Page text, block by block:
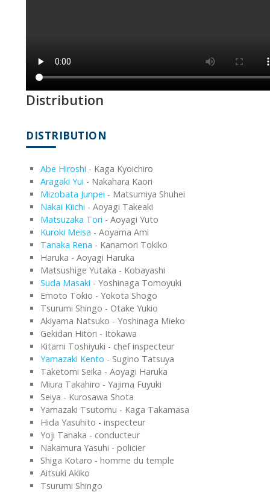
Distribution
DISTRIBUTION
Abe Hiroshi - Kaga Kyoichiro
Aragaki Yui - Nakahara Kaori
Mizobata Junpei - Matsumiya Shuhei
Nakai Kiichi - Aoyagi Takeaki
Matsuzaka Tori - Aoyagi Yuto
Kuroki Meisa - Aoyama Ami
Tanaka Rena - Kanamori Tokiko
Haruka - Aoyagi Haruka
Matsushige Yutaka - Kobayashi
Suda Masaki - Yoshinaga Tomoyuki
Emoto Tokio - Yokota Shogo
Tsurumi Shingo - Otake Yukio
Akiyama Natsuko - Yoshinaga Mieko
Gekidan Hitori - Itokawa
Kitami Toshiyuki - chef inspecteur
Yamazaki Kento - Sugino Tatsuya
Taketomi Seika - Aoyagi Haruka
Miura Takahiro - Yajima Fuyuki
Seiya - Kurosawa Shota
Yamazaki Tsutomu - Kaga Takamasa
Hida Yasuhito - inspecteur
Yoji Tanaka - conducteur
Nakamura Yasuhi - policier
Shiga Kotaro - homme du temple
Aitsuki Akiko
Tsurumi Shingo